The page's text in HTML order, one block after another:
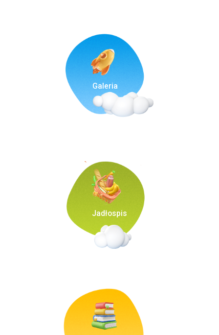
Galeria
Jadłospis